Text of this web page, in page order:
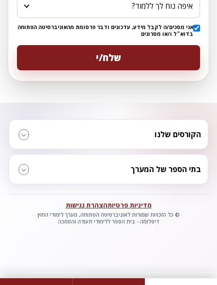
איפה נוח לך ללמוד?
אני מסכים/ה לקבל מידע, עדכונים ודבר פרסומת מהאוניברסיטה הפתוחה
בדוא״ל ו/או מסרונים
הקורסים שלנו
בתי הספר של המערך
מדיניות פרטיותהצהרת נגישות
© כל הזכויות שמורות לאוניברסיטה הפתוחה, מערך לימודי החוץ
דיפלומה - בית הספר ללימודי תעודה והסמכה